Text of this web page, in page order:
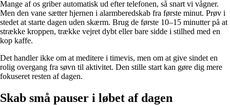
Mange af os griber automatisk ud efter telefonen, så snart vi vågner.
Men den vane sætter hjernen i alarmberedskab fra første minut. Prøv i
stedet at starte dagen uden skærm. Brug de første 10–15 minutter på at
strække kroppen, trække vejret dybt eller bare sidde i stilhed med en
kop kaffe.
Det handler ikke om at meditere i timevis, men om at give sindet en
rolig overgang fra søvn til aktivitet. Den stille start kan gøre dig mere
fokuseret resten af dagen.
Skab små pauser i løbet af dagen